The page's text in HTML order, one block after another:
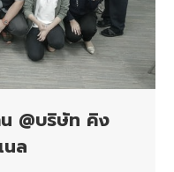
@บริษัท คิง
นล